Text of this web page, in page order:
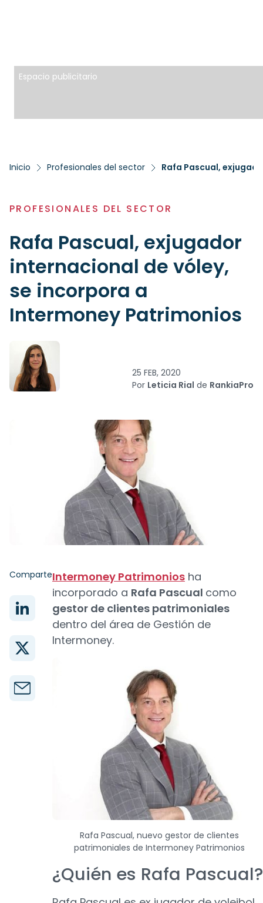
Espacio publicitario
Inicio Profesionales del sector Rafa Pascual,
PROFESIONALES DEL SECTOR
Rafa Pascual, exjugador
internacional de vóley,
se incorpora a
Intermoney Patrimonios
25 FEB, 2020
Por Leticia Rial de RankiaPro
ComparteIntermoney Patrimonios ha
incorporado a Rafa Pascual como
gestor de clientes patrimoniales
dentro del área de Gestión de
Intermoney.
Rafa Pascual, nuevo gestor de clientes
patrimoniales de Intermoney Patrimonios
¿Quién es Rafa Pascual?